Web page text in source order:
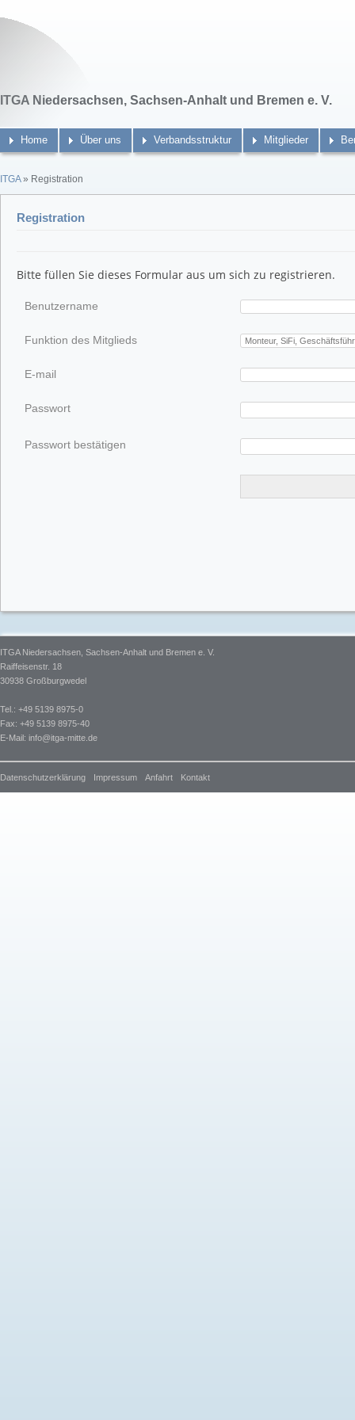
ITGA Niedersachsen, Sachsen-Anhalt und Bremen e. V.
Home Über uns Verbandsstruktur Mitglieder
ITGA» Registration
Registration
Bitte füllen Sie dieses Formular aus um sich zu registrieren.
Benutzername
Funktion des Mitglieds
E-mail
Passwort
Passwort bestätigen
ITGA Niedersachsen, Sachsen-Anhalt und Bremen e. V.
Raiffeisenstr. 18
30938 Großburgwedel
Tel.: +49 5139 8975-0
Fax: +49 5139 8975-40
E-Mail: info@itga-mitte.de
Datenschutzerklärung Impressum Anfahrt Kontakt